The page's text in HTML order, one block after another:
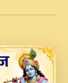
Rasik
JI
Mata